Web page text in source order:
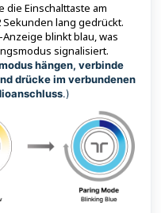
die Einschalttaste am
lang gedrückt.
blinkt blau, was
signalisiert.
hängen, verbinde
drücke im verbundenen
.)